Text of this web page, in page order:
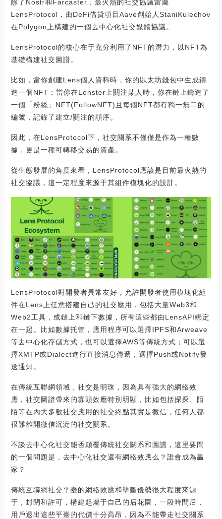
除了Nostr和Farcaster，最火熱的社交協議當屬
LensProtocol，由DeFi借貸項目Aave創始人StaniKulechov
在Polygon上構建的一個去中心化社交媒體協議。
LensProtocol的核心在于充分利用了NFT的潛力，以NFT為
基礎構建社交圖譜。
比如，當你創建Lens個人資料時，你的以太坊錢包中生成鑄
造一個NFT；當你在Lenster上關注某人時，你在鏈上鑄造了
一個「粉絲」NFT(FollowNFT)且每個NFT都有獨一無二的
編號，記錄了建立/關注的順序。
因此，在LensProtocol下，社交關系不僅僅是作為一種數
據，更是一種可轉移交易的資產。
從生態發展的角度來看，LensProtocol應該是目前最火熱的
社交協議，這一定程度來源于其組件模塊化的設計。
LensProtocol對開發者異常友好，允許開發者使用模塊化組
件在Lens上任意搭建自己的社交應用，包括大量Web3和
Web2工具，或鏈上和鏈下數據，所有這些都由LensAPI綁定
在一起。比如數據托管，應用程序可以選擇IPFS和Arweave
等去中心化存儲方式，也可以選擇AWS等傳統方式；可以選
擇XMTP或Dialect進行直接消息傳遞，選擇Push或Notify發
送通知。
在傳統互聯網領域，社交是明珠，因為具有強大的網絡效
應，社交圖譜帶來的寡頭效應特別明顯，比如包括探探、陌
陌等在內大多數社交應用的社交終點其實是微信，任何人都
很難離開微信沉淀的社交關系。
不談去中心化社交能否顛覆傳統社交關系和圖譜，這里要問
的一個問題是，去中心化社交還有網絡效應么？誰會成為贏
家？
傳統互聯網社交平臺的網絡效應和壟斷優勢很大程度來源
于，封閉和許可，構建起屬于自己的后花園，一段時間后，
用戶退出這些平臺的代價十分高昂，因為不能帶走社交關系